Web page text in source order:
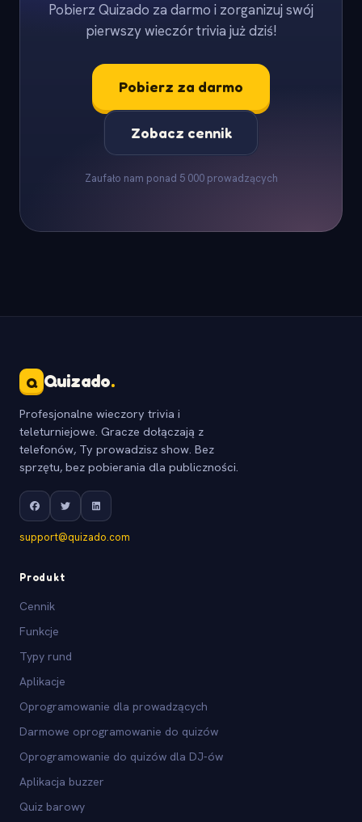
Pobierz Quizado za darmo i zorganizuj swój
pierwszy wieczór trivia już dziś!
Pobierz za darmo
Zobacz cennik
Zaufało nam ponad 5 000 prowadzących
Q Quizado.
Profesjonalne wieczory trivia i
teleturniejowe. Gracze dołączają z
telefonów, Ty prowadzisz show. Bez
sprzętu, bez pobierania dla publiczności.
support@quizado.com
Produkt
Cennik
Funkcje
Typy rund
Aplikacje
Oprogramowanie dla prowadzących
Darmowe oprogramowanie do quizów
Oprogramowanie do quizów dla DJ-ów
Aplikacja buzzer
Quiz barowy